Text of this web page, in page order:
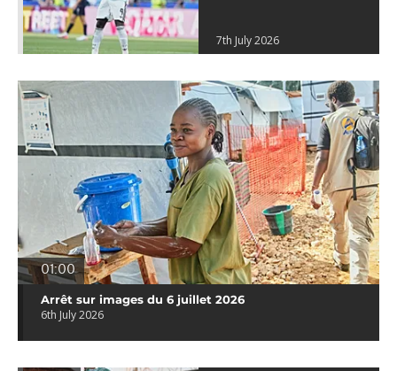
7th July 2026
01:00
Arrêt sur images du 6 juillet 2026
6th July 2026